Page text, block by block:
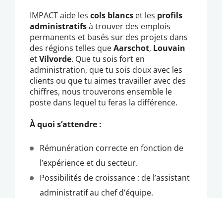
IMPACT aide les cols blancs et les profils
administratifsà trouver des emplois
permanents et basés sur des projets dans
des régions telles queAarschot, Louvain
etVilvorde. Que tu sois fort en
administration, que tu sois doux avec les
clients ou que tu aimes travailler avec des
chiffres, nous trouverons ensemble le
poste dans lequel tu feras la différence.
À quoi s’attendre :
Rémunération correcte en fonction de
l’expérience et du secteur.
Possibilités de croissance : de l’assistant
administratif au chef d’équipe.